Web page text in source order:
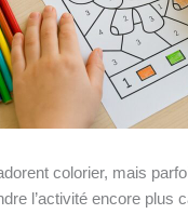
colorier, mais
l’activité encore plus